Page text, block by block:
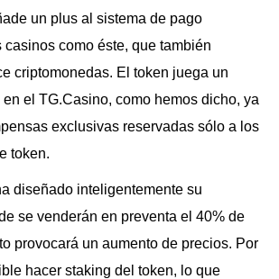
un plus al sistema de pago
como éste, que también
criptomonedas. El token juega un
el TG.Casino, como hemos dicho, ya
exclusivas reservadas sólo a los
token.
diseñado inteligentemente su
se venderán en preventa el 40% de
provocará un aumento de precios. Por
hacer staking del token, lo que